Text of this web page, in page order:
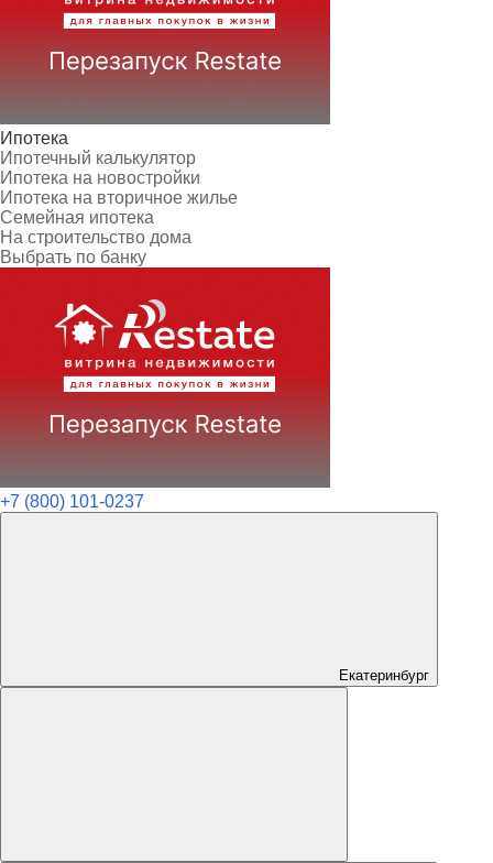
Ипотека
Ипотечный калькулятор
Ипотека на новостройки
Ипотека на вторичное жилье
Семейная ипотека
На строительство дома
Выбрать по банку
+7 (800) 101-0237
Екатеринбург